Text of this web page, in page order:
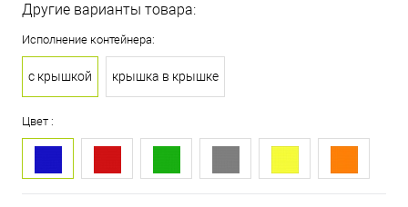
Другие варианты товара:
Исполнение контейнера:
с крышкой крышка в крышке
Цвет :